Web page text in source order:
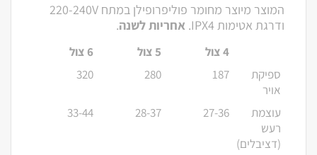
המוצר מיוצר מחומר פוליפרופילן במתח 220-240V
ודרגת אטימות IPX4.
אחריות לשנה.
4 צול 5 צול
6 צול
ספיקת
אויר
187
280
320
עוצמת
רעש
(דציבלים)
27-36
28-37
33-44